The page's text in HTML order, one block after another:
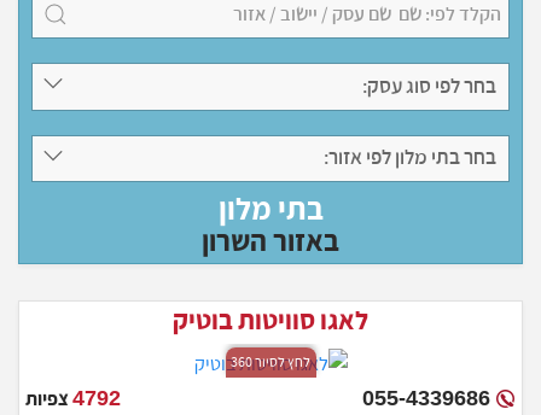
בחר לפי סוג עסק:
בחר בתי מלון לפי אזור:
בתי מלון
באזור השרון
לאגו סוויטות בוטיק
לחץ לסיור 360
055-4339686
4792צפיות